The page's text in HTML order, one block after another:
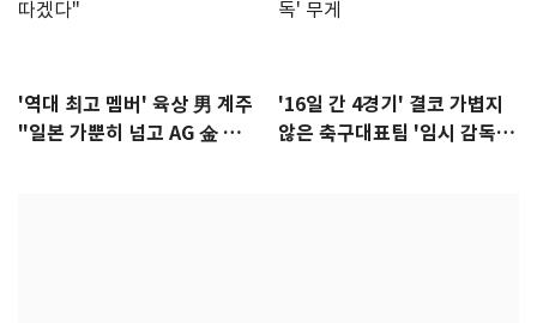
'역대 최고 멤버' 육상 男 계주
"일본 가뿐히 넘고 AG 金 따겠
'16일 간 4경기' 결코 가볍지
않은 축구대표팀 '임시 감독'